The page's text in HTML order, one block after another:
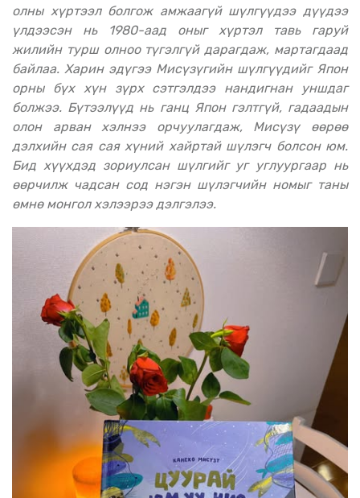
олны хүртээл болгож амжаагүй шүлгүүдээ дүүдээ
үлдээсэн нь 1980-аад оныг хүртэл тавь гаруй
жилийн турш олноо түгэлгүй дарагдаж, мартагдаад
байлаа. Харин эдүгээ Мисүзүгийн шүлгүүдийг Япон
орны бүх хүн зүрх сэтгэлдээ нандигнан уншдаг
болжээ. Бүтээлүүд нь ганц Япон гэлтгүй, гадаадын
олон арван хэлнээ орчуулагдаж, Мисүзү өөрөө
дэлхийн сая сая хүний хайртай шүлэгч болсон юм.
Бид хүүхдэд зориулсан шүлгийг уг углуургаар нь
өөрчилж чадсан сод нэгэн шүлэгчийн номыг таны
өмнө монгол хэлээрээ дэлгэлээ.